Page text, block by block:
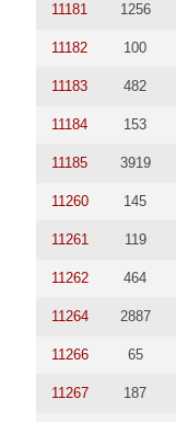
11181 1256
11182 100
11183 482
11184 153
11185 3919
11260 145
11261 119
11262 464
11264 2887
11266 65
11267 187